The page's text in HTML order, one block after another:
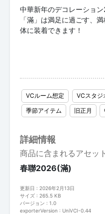
中華新年のデコレーショ
「滿」は満足に過ごす、
体に装着できます！
VCルーム想定 VCスタジ
季節アイテム
旧正月
詳細情報
商品に含まれるアセット
春聯2026(滿)
更新日 : 2026年2月13日
サイズ : 265.5 KB
バージョン : 1.0
exporterVersion : UniVCI-0.44